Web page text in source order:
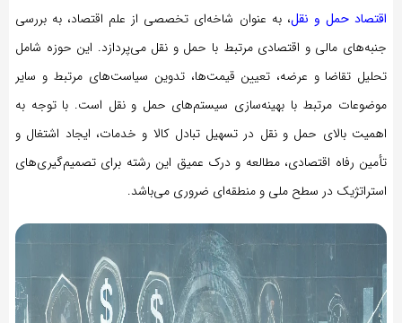
اقتصاد حمل و نقل، به عنوان شاخه‌ای تخصصی از علم اقتصاد، به بررسی
جنبه‌های مالی و اقتصادی مرتبط با حمل و نقل می‌پردازد. این حوزه شامل
تحلیل تقاضا و عرضه، تعیین قیمت‌ها، تدوین سیاست‌های مرتبط و سایر
موضوعات مرتبط با بهینه‌سازی سیستم‌های حمل و نقل است. با توجه به
اهمیت بالای حمل و نقل در تسهیل تبادل کالا و خدمات، ایجاد اشتغال و
تأمین رفاه اقتصادی، مطالعه و درک عمیق این رشته برای تصمیم‌گیری‌های
استراتژیک در سطح ملی و منطقه‌ای ضروری می‌باشد.